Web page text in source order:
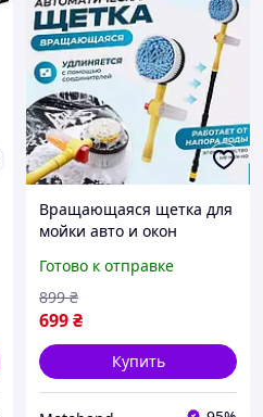
Вращающаяся щетка для
мойки авто и окон
отсеком для шампуня и
подачей воды с двумя
режимами
Готово к отправке
699₴
899 ₴
Купить